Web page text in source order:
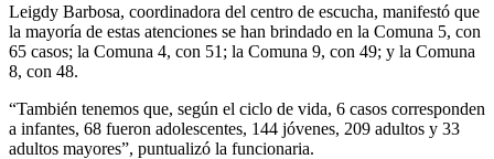
Leigdy Barbosa, coordinadora del centro de escucha, manifestó que
la mayoría de estas atenciones se han brindado en la Comuna 5, con
65 casos; la Comuna 4, con 51; la Comuna 9, con 49; y la Comuna
8, con 48.
“También tenemos que, según el ciclo de vida, 6 casos corresponden
a infantes, 68 fueron adolescentes, 144 jóvenes, 209 adultos y 33
adultos mayores”, puntualizó la funcionaria.